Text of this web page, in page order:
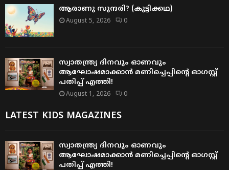
ആരാണു സുന്ദരി? (കുട്ടിക്കഥ)
August 5, 2026 0
സ്വാതന്ത്ര്യ ദിനവും ഓണവും
ആഘോഷമാക്കാൻ മണിച്ചെപ്പിന്റെ ഓഗസ്റ്റ്
പതിപ്പ് എത്തി!
August 1, 2026 0
LATEST KIDS MAGAZINES
സ്വാതന്ത്ര്യ ദിനവും ഓണവും
ആഘോഷമാക്കാൻ മണിച്ചെപ്പിന്റെ ഓഗസ്റ്റ്
പതിപ്പ് എത്തി!